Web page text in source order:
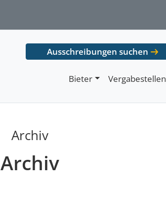
Ausschreibungen suchen
Bieter Vergabestellen
Archiv
Archiv